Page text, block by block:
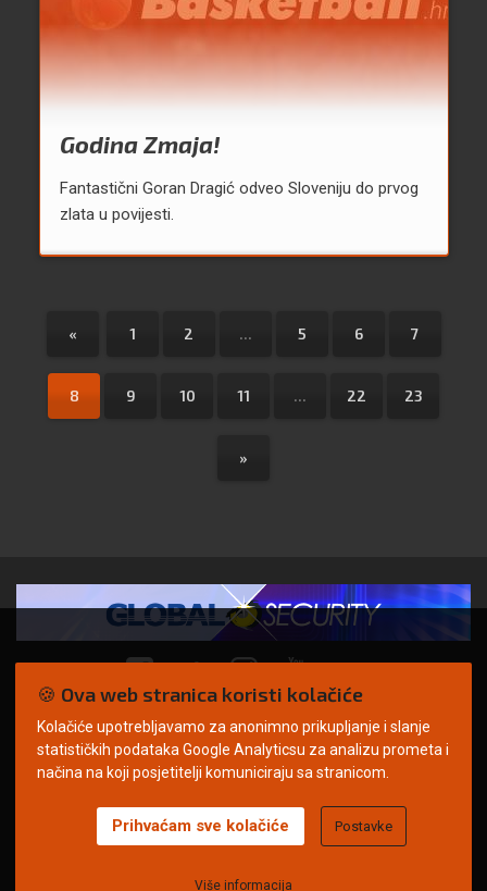
Godina Zmaja!
Fantastični Goran Dragić odveo Sloveniju do prvog
zlata u povijesti.
« 1 2 ... 5 6 7
8 9 10 11 ... 22 23
»
© Copyright 2026. | ARILEO
Uvjeti korištenja Politika privatnosti
Impressum
🍪 Ova web stranica koristi kolačiće
Kolačiće upotrebljavamo za anonimno prikupljanje i slanje
statističkih podataka Google Analyticsu za analizu prometa i
načina na koji posjetitelji komuniciraju sa stranicom.
Više informacija
Prihvaćam sve kolačiće Postavke